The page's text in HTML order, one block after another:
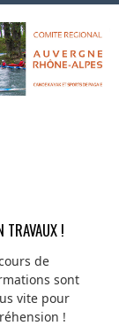
TRAVAUX !
de
sont
vite pour
!